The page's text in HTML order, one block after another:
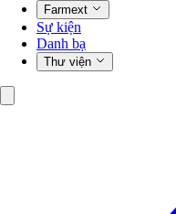
Farmext
Sự kiện
Danh bạ
Thư viện